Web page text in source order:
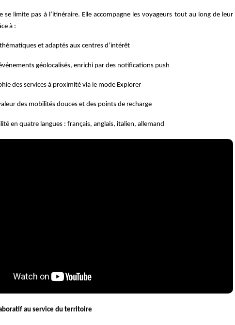
se limite pas à l’itinéraire. Elle accompagne les voyageurs tout au long de leur
à :
et adaptés aux centres d’intérêt
géolocalisés, enrichi par des notifications push
des services à proximité via le mode Explorer
des mobilités douces et des points de recharge
en quatre langues : français, anglais, italien, allemand
au service du territoire